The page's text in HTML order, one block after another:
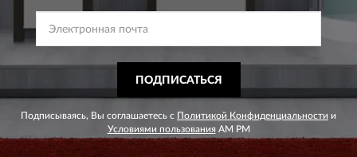
ПОДПИСАТЬСЯ
Подписываясь, Вы соглашаетесь с Политикой Конфиденциальности и
Условиями пользования AM PM